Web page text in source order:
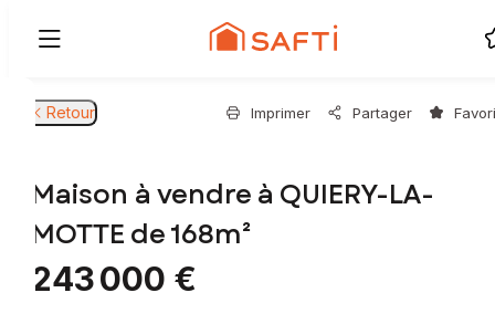
Retour Imprimer Partager
Maison à vendre à QUIERY-LA-
MOTTE de 168m²
243 000 €